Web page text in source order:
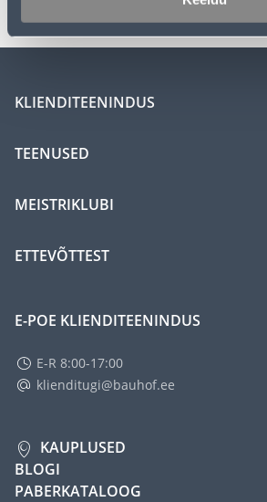
KLIENDITEENINDUS
TEENUSED
MEISTRIKLUBI
ETTEVÕTTEST
E-POE KLIENDITEENINDUS
E-R 8:00-17:00
klienditugi@bauhof.ee
KAUPLUSED
BLOGI
PABERKATALOOG